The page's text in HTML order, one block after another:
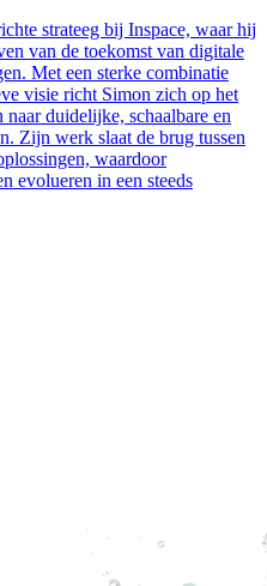
strateeg bij Inspace, waar hij
van de toekomst van digitale
Met een sterke combinatie
visie richt Simon zich op het
duidelijke, schaalbare en
Zijn werk slaat de brug tussen
waardoor
evolueren in een steeds